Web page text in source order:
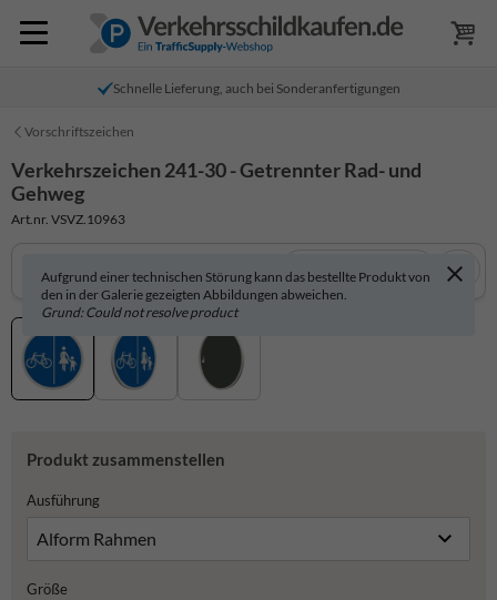
Schnelle Lieferung, auch bei Sonderanfertigungen
Vorschriftszeichen
Verkehrszeichen 241-30 - Getrennter Rad- und
Gehweg
Art.nr. VSVZ.10963
Aufgrund einer technischen Störung kann das bestellte Produkt von
den in der Galerie gezeigten Abbildungen abweichen.
Grund: Could not resolve product
In 3D anzeigen
Produkt zusammenstellen
Ausführung
Größe